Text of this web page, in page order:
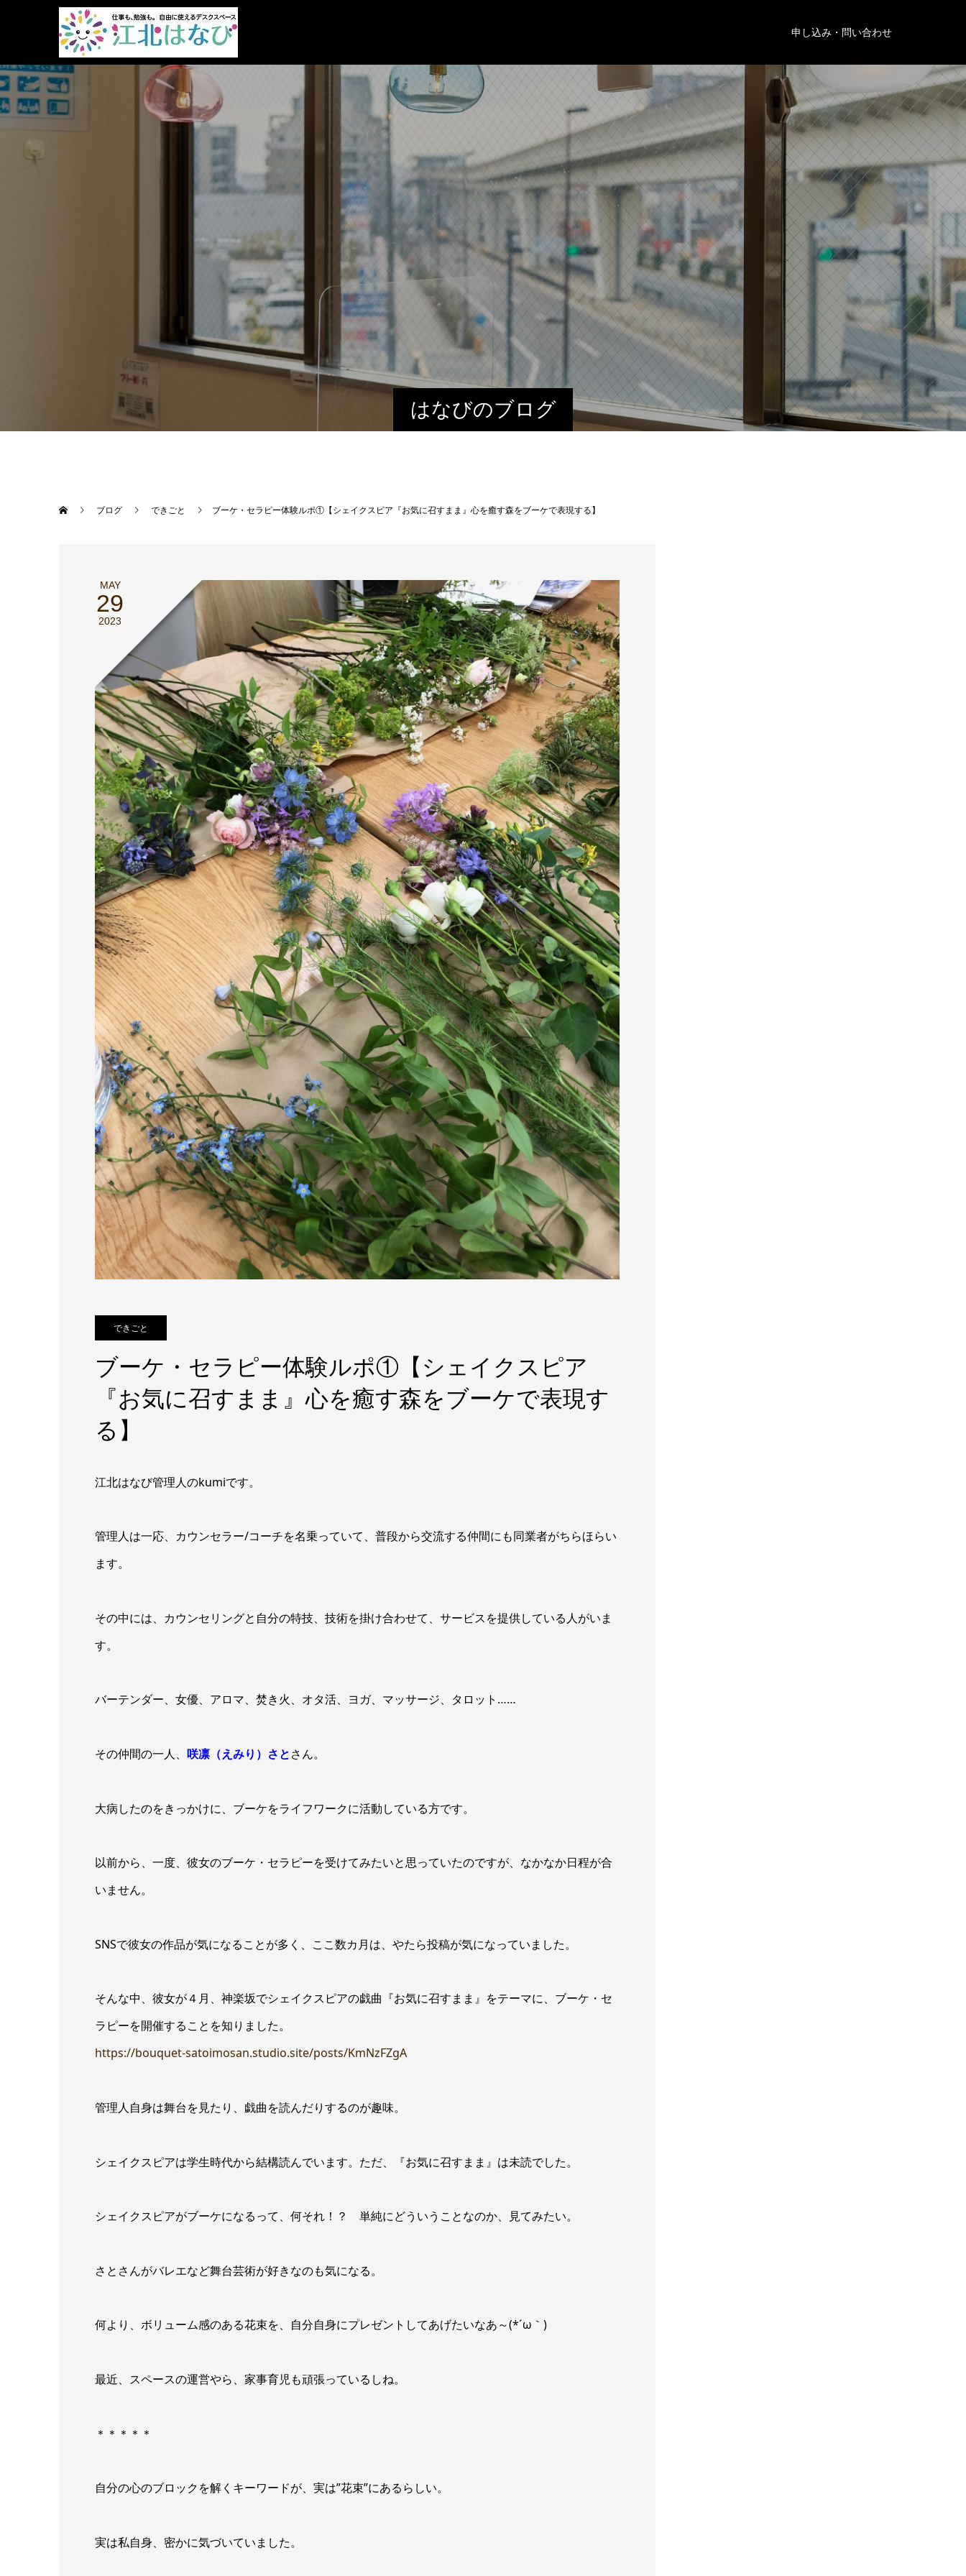
申し込み・問い合わせ
はなびのブログ
ブログ できごと ブーケ・セラピー体験ルポ①【シェイクスピア『お気に召すまま』心を癒す森をブーケで表現する】
MAY
29
2023
できごと
ブーケ・セラピー体験ルポ①【シェイクスピア
『お気に召すまま』心を癒す森をブーケで表現す
る】
江北はなび管理人のkumiです。
管理人は一応、カウンセラー/コーチを名乗っていて、普段から交流する仲間にも同業者がちらほらい
ます。
その中には、カウンセリングと自分の特技、技術を掛け合わせて、サービスを提供している人がいま
す。
バーテンダー、女優、アロマ、焚き火、オタ活、ヨガ、マッサージ、タロット……
その仲間の一人、 咲凛（えみり）さとさん。
大病したのをきっかけに、ブーケをライフワークに活動している方です。
以前から、一度、彼女のブーケ・セラピーを受けてみたいと思っていたのですが、なかなか日程が合
いません。
SNSで彼女の作品が気になることが多く、ここ数カ月は、やたら投稿が気になっていました。
そんな中、彼女が４月、神楽坂でシェイクスピアの戯曲『お気に召すまま』をテーマに、ブーケ・セ
ラピーを開催することを知りました。
https://bouquet-satoimosan.studio.site/posts/KmNzFZgA
管理人自身は舞台を見たり、戯曲を読んだりするのが趣味。
シェイクスピアは学生時代から結構読んでいます。ただ、『お気に召すまま』は未読でした。
シェイクスピアがブーケになるって、何それ！？ 単純にどういうことなのか、見てみたい。
さとさんがバレエなど舞台芸術が好きなのも気になる。
何より、ボリューム感のある花束を、自分自身にプレゼントしてあげたいなあ～(*´ω｀)
最近、スペースの運営やら、家事育児も頑張っているしね。
＊＊＊＊＊
自分の心のブロックを解くキーワードが、実は”花束”にあるらしい。
実は私自身、密かに気づいていました。